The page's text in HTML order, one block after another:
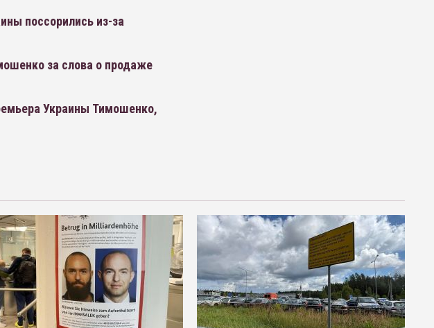
поссорились из-за
за слова о продаже
Украины Тимошенко,